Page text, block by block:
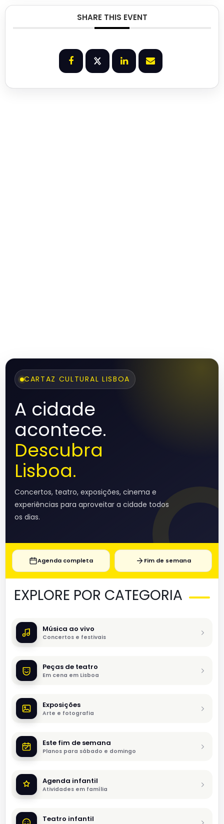
SHARE THIS EVENT
CARTAZ CULTURAL LISBOA
A cidade
acontece.
Descubra
Lisboa.
Concertos, teatro, exposições, cinema e
experiências para aproveitar a cidade todos
os dias.
Agenda completa Fim de semana
EXPLORE POR CATEGORIA
Música ao vivo
Concertos e festivais
Peças de teatro
Em cena em Lisboa
Exposições
Arte e fotografia
Este fim de semana
Planos para sábado e domingo
Agenda infantil
Atividades em família
Teatro infantil